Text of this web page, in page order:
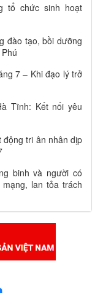
tổ chức sinh hoạt
đào tạo, bồi dưỡng
7 – Khi đạo lý trở
Tĩnh: Kết nối yêu
động tri ân nhân dịp
binh và người có
lan tỏa trách